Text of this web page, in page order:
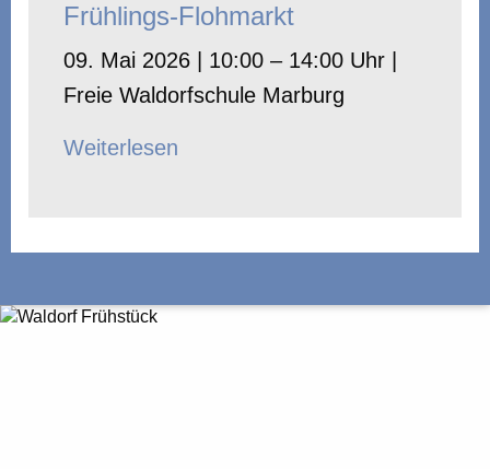
Frühlings-Flohmarkt
09. Mai 2026 | 10:00 – 14:00 Uhr |
Freie Waldorfschule Marburg
Weiterlesen